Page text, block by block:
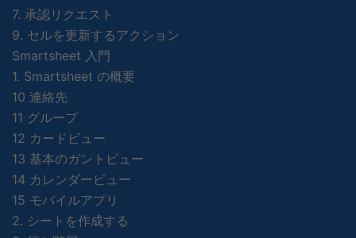
7. 承認リクエスト
9. セルを更新するアクション
Smartsheet 入門
1. Smartsheet の概要
10 連絡先
11 グループ
12 カードビュー
13 基本のガントビュー
14 カレンダービュー
15 モバイルアプリ
2. シートを作成する